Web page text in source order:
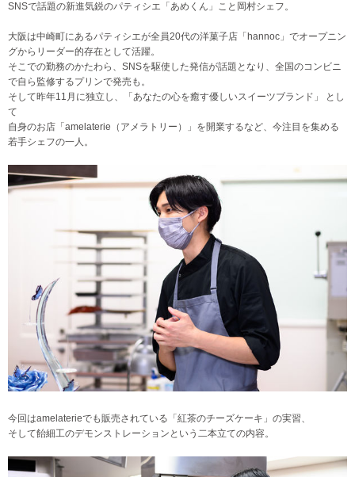
SNSで話題の新進気鋭のパティシエ「あめくん」こと岡村シェフ。
大阪は中崎町にあるパティシエが全員20代の洋菓子店「hannoc」でオープニン
グからリーダー的存在として活躍。
そこでの勤務のかたわら、SNSを駆使した発信が話題となり、全国のコンビニ
で自ら監修するプリンで発売も。
そして昨年11月に独立し、「あなたの心を癒す優しいスイーツブランド」 とし
て
自身のお店「amelaterie（アメラトリー）」を開業するなど、今注目を集める
若手シェフの一人。
今回はamelaterieでも販売されている「紅茶のチーズケーキ」の実習、
そして飴細工のデモンストレーションという二本立ての内容。